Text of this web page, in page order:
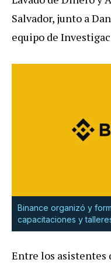
Salvador, junto a
equipo de
Binance organizó y
capacitaciones y
Entre los asistentes